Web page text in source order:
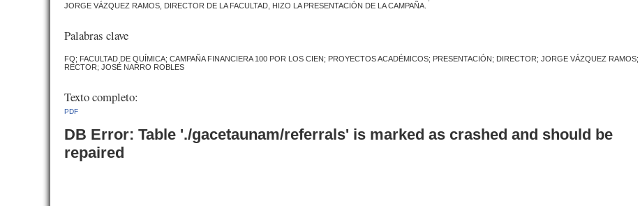
JORGE VÁZQUEZ RAMOS, DIRECTOR DE LA FACULTAD, HIZO LA PRESENTACIÓN DE LA CAMPAÑA.
Palabras clave
FQ; FACULTAD DE QUÍMICA; CAMPAÑA FINANCIERA 100 POR LOS CIEN; PROYECTOS ACADÉMICOS; PRESENTACIÓN; DIRECTOR; JORGE VÁZQUEZ RAMOS;
RECTOR; JOSÉ NARRO ROBLES
Texto completo:
PDF
DB Error: Table './gacetaunam/referrals' is marked as crashed and should be
repaired